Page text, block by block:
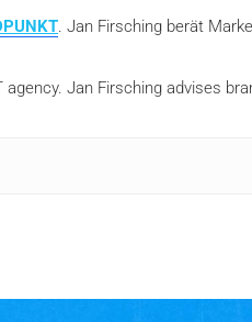
. Jan Firsching berät
Jan Firsching advises